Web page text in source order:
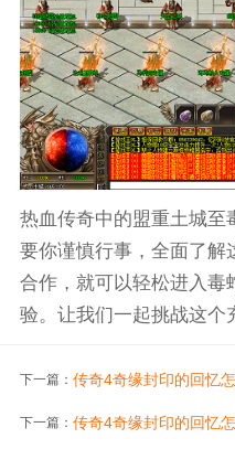
热血传奇中的盟重土城至
要你谨慎行事，全面了解
合作，就可以轻松进入毒
验。让我们一起挑战这个
下一篇： 传奇4奇缘封印的回忆
下一篇： 传奇4奇缘封印的回忆